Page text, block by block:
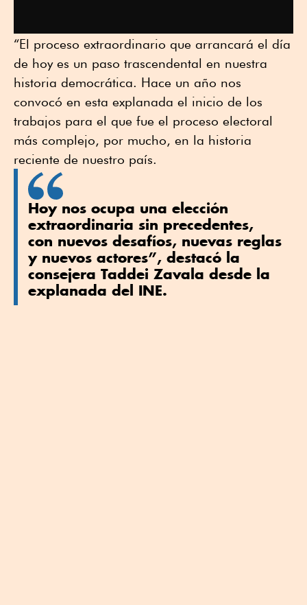
“El proceso extraordinario que arrancará el día
de hoy es un paso trascendental en nuestra
historia democrática. Hace un año nos
convocó en esta explanada el inicio de los
trabajos para el que fue el proceso electoral
más complejo, por mucho, en la historia
reciente de nuestro país.
Hoy nos ocupa una elección
extraordinaria sin precedentes,
con nuevos desafíos, nuevas reglas
y nuevos actores”, destacó la
consejera Taddei Zavala desde la
explanada del INE.